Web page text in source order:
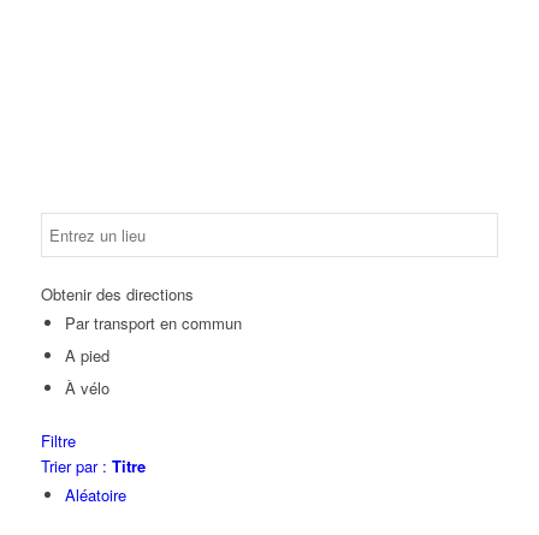
Obtenir des directions
Par transport en commun
A pied
À vélo
Filtre
Trier par : Titre
Aléatoire